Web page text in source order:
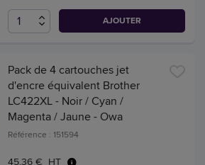
AJOUTER
Pack de 4 cartouches jet
d'encre équivalent Brother
LC422XL - Noir / Cyan /
Magenta / Jaune - Owa
Référence : 151594
45,36 € HT